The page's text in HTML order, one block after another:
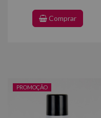
Comprar
PROMOÇÃO